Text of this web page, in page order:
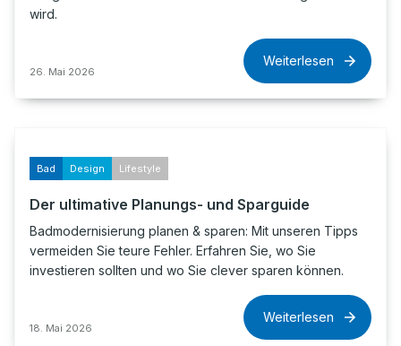
wird.
26. Mai 2026
Weiterlesen
Bad Design Lifestyle
Der ultimative Planungs- und Sparguide
Badmodernisierung planen & sparen: Mit unseren Tipps
vermeiden Sie teure Fehler. Erfahren Sie, wo Sie
investieren sollten und wo Sie clever sparen können.
18. Mai 2026
Weiterlesen